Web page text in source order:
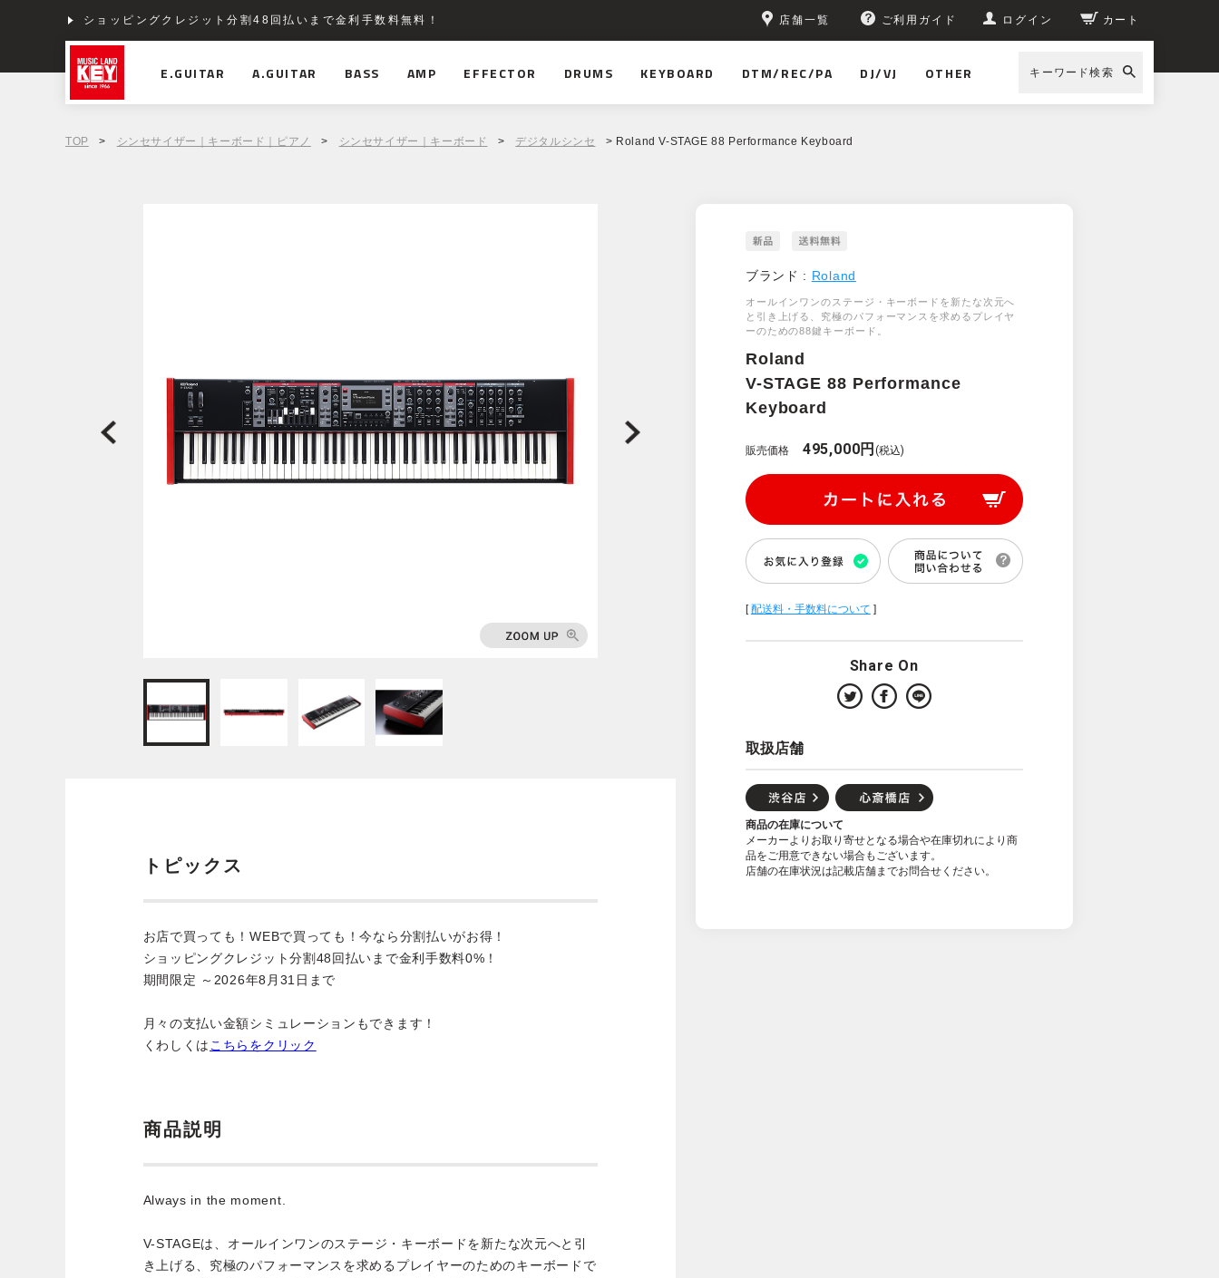
ショッピングクレジット分割48回払いまで金利手数料無料！ 店舗一覧 ご利用ガイド ログイン カート
E.GUITAR A.GUITAR BASS AMP EFFECTOR DRUMS KEYBOARD DTM/REC/PA DJ/VJ OTHER キーワード検索
TOP > シンセサイザー｜キーボード｜ピアノ > シンセサイザー｜キーボード > デジタルシンセ > Roland V-STAGE 88 Performance Keyboard
ブランド : Roland
オールインワンのステージ・キーボードを新たな次元へ
と引き上げる、究極のパフォーマンスを求めるプレイヤ
ーのための88鍵キーボード。
Roland
V-STAGE 88 Performance
Keyboard
販売価格 495,000円(税込)
[配送料・手数料について ]
Share On
取扱店舗
商品の在庫について
メーカーよりお取り寄せとなる場合や在庫切れにより商
品をご用意できない場合もございます。
店舗の在庫状況は記載店舗までお問合せください。
トピックス
お店で買っても！WEBで買っても！今なら分割払いがお得！
ショッピングクレジット分割48回払いまで金利手数料0%！
期間限定 ～2026年8月31日まで
月々の支払い金額シミュレーションもできます！
くわしくは こちらをクリック
商品説明
Always in the moment.
V-STAGEは、オールインワンのステージ・キーボードを新たな次元へと引
き上げる、究極のパフォーマンスを求めるプレイヤーのためのキーボードで